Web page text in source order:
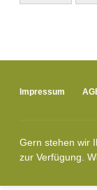
Impressum
Gern stehen wir
zur Verfügung.